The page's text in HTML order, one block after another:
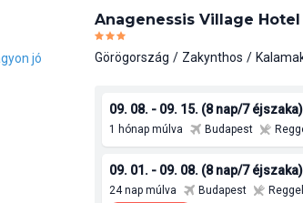
jó
Anagenessis Village Hotel
Görögország Zakynthos
09. 08. - 09. 15. (8 nap/7 éjszaka)
1 hónap múlva Budapest
09. 01. - 09. 08. (8 nap/7 éjszaka)
24 nap múlva Budapest